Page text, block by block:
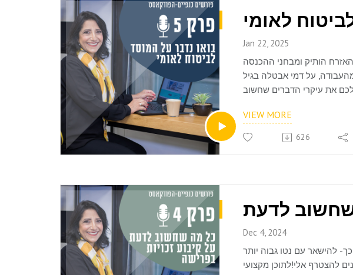
Jan 22, 2025
הותיק ומבחני ההכנסה
מהעבודה, על דמי אבטלה בגיל
לכם את עיקרי הדברים שחשוב
VIEW MORE
626
Dec 4, 2024
להישאר עם נטו גבוה יותר
להצטרף אלי!לתוכן מקצועי